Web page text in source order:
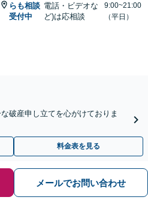
らも相談
受付中
電話・ビデオな
ど)は応相談
9:00~21:00
（平日）
破産申し立てを心がけておりま
料金表を見る
メールでお問い合わせ